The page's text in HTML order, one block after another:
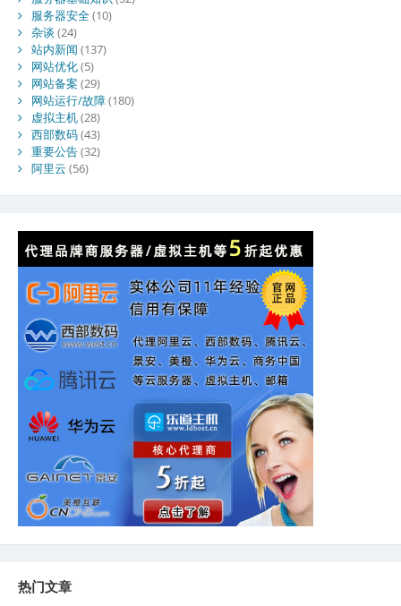
服务器安全(10)
杂谈 (24)
站内新闻 (137)
网站优化(5)
网站备案 (29)
网站运行/故障(180)
虚拟主机(28)
西部数码(43)
重要公告(32)
阿里云 (56)
热门文章